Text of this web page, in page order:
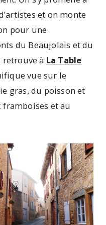
et on monte
pour une
du Beaujolais et du
retrouve à La Table
vue sur le
gras, du poisson et
framboises et au